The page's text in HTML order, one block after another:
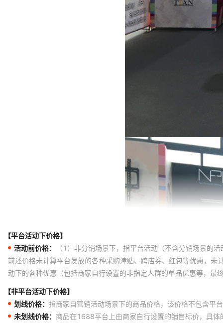
【平台活动下价格】
活动前价格：
（1）非分销场景下，指平台活动（不含分销场景的
前述价格未计算平台发放的各种采购津贴、跨店券、红包等优惠，
动下的各种优惠（包括商家自行设置的非指定人群的单品优惠等，
【非平台活动下价格】
划线价格： 指商家自营销活动场景下的商品价格，该价格不包含平
未划线价格： 商品在1688平台上由商家自行设置的销售标价，具